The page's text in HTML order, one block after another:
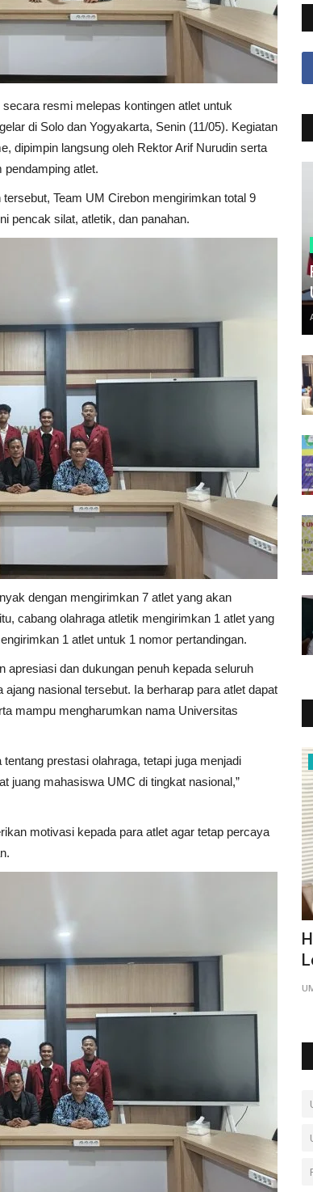
resmi melepas kontingen atlet untuk
di Solo dan Yogyakarta, Senin (11/05). Kegiatan
dipimpin langsung oleh Rektor Arif Nurudin serta
pendamping atlet.
Team UM Cirebon mengirimkan total 9
pencak silat, atletik, dan panahan.
dengan mengirimkan 7 atlet yang akan
cabang olahraga atletik mengirimkan 1 atlet yang
1 atlet untuk 1 nomor pertandingan.
dan dukungan penuh kepada seluruh
nasional tersebut. Ia berharap para atlet dapat
mampu mengharumkan nama Universitas
prestasi olahraga, tetapi juga menjadi
juang mahasiswa UMC di tingkat nasional,”
motivasi kepada para atlet agar tetap percaya
UMC
Ketua BPH UMC Ungkap Makna
Filosofis Islam Berkemajuan